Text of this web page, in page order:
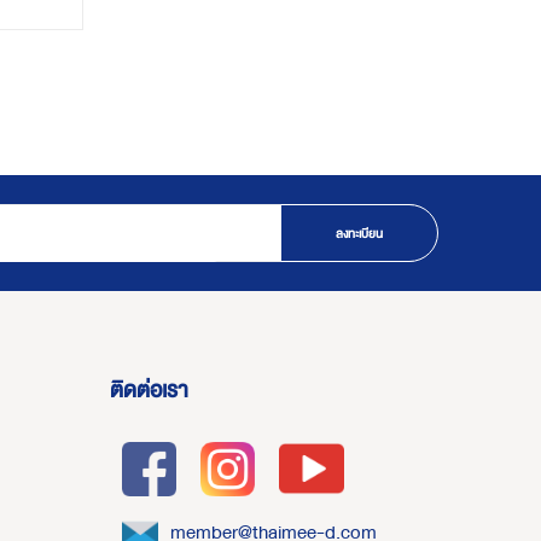
ลงทะเบียน
ติดต่อเรา
member@thaimee-d.com